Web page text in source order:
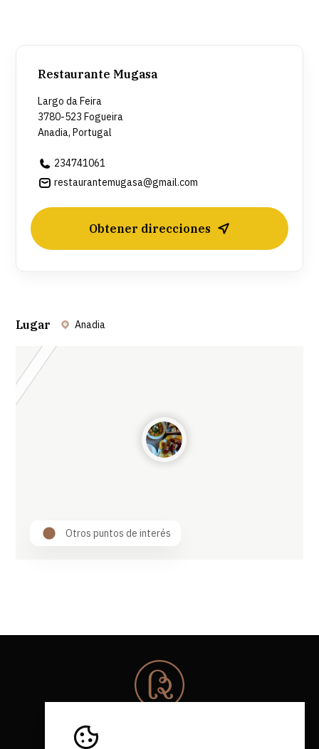
Restaurante Mugasa
Largo da Feira
3780-523 Fogueira
Anadia, Portugal
234741061
restaurantemugasa@gmail.com
Obtener direcciones
Lugar Anadia
Otros puntos de interés
Todos los derechos reservados.